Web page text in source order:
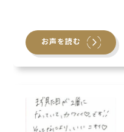
お声を読む